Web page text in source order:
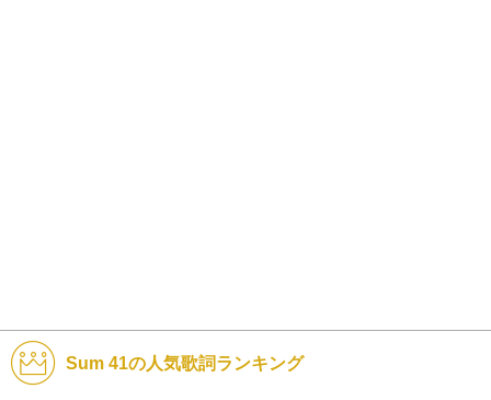
Sum 41の人気歌詞ランキング